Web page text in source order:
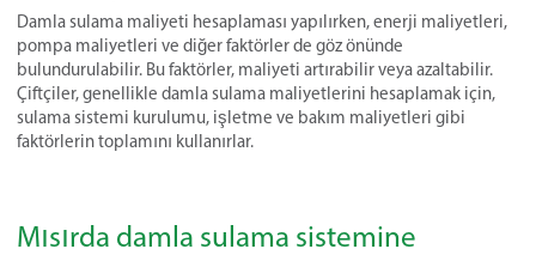
Damla sulama maliyeti hesaplaması yapılırken, enerji maliyetleri,
pompa maliyetleri ve diğer faktörler de göz önünde
bulundurulabilir. Bu faktörler, maliyeti artırabilir veya azaltabilir.
Çiftçiler, genellikle damla sulama maliyetlerini hesaplamak için,
sulama sistemi kurulumu, işletme ve bakım maliyetleri gibi
faktörlerin toplamını kullanırlar.
Mısırda damla sulama sistemine